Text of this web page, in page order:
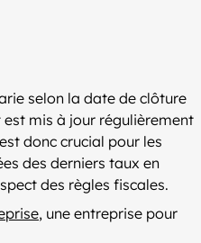
selon la date de clôture
est mis à jour régulièrement
donc crucial pour les
des derniers taux en
des règles fiscales.
, une entreprise pour